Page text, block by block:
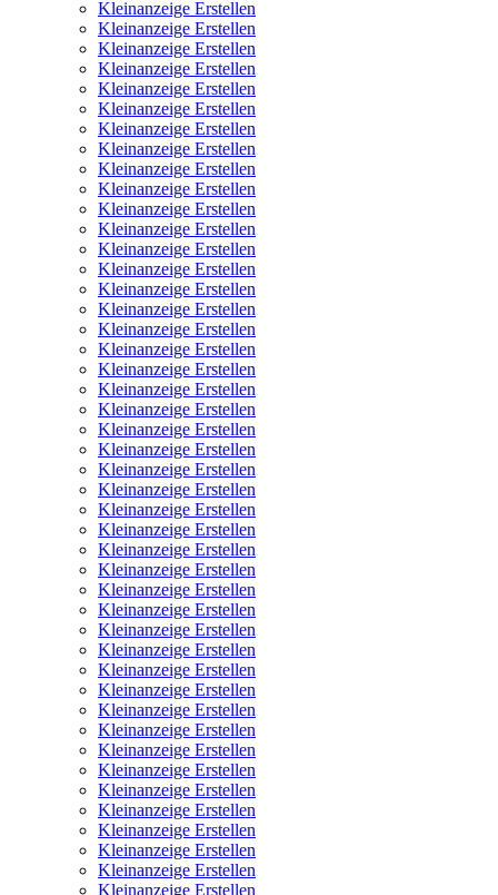
Kleinanzeige Erstellen
Kleinanzeige Erstellen
Kleinanzeige Erstellen
Kleinanzeige Erstellen
Kleinanzeige Erstellen
Kleinanzeige Erstellen
Kleinanzeige Erstellen
Kleinanzeige Erstellen
Kleinanzeige Erstellen
Kleinanzeige Erstellen
Kleinanzeige Erstellen
Kleinanzeige Erstellen
Kleinanzeige Erstellen
Kleinanzeige Erstellen
Kleinanzeige Erstellen
Kleinanzeige Erstellen
Kleinanzeige Erstellen
Kleinanzeige Erstellen
Kleinanzeige Erstellen
Kleinanzeige Erstellen
Kleinanzeige Erstellen
Kleinanzeige Erstellen
Kleinanzeige Erstellen
Kleinanzeige Erstellen
Kleinanzeige Erstellen
Kleinanzeige Erstellen
Kleinanzeige Erstellen
Kleinanzeige Erstellen
Kleinanzeige Erstellen
Kleinanzeige Erstellen
Kleinanzeige Erstellen
Kleinanzeige Erstellen
Kleinanzeige Erstellen
Kleinanzeige Erstellen
Kleinanzeige Erstellen
Kleinanzeige Erstellen
Kleinanzeige Erstellen
Kleinanzeige Erstellen
Kleinanzeige Erstellen
Kleinanzeige Erstellen
Kleinanzeige Erstellen
Kleinanzeige Erstellen
Kleinanzeige Erstellen
Kleinanzeige Erstellen
Kleinanzeige Erstellen